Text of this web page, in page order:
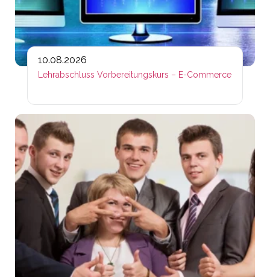
10.08.2026
Lehrabschluss Vorbereitungskurs – E-Commerce